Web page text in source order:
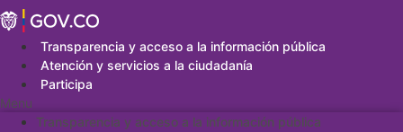
Saltar
al
contenidoTransparencia y acceso a la información pública
Atención y servicios a la ciudadanía
Participa
Menu
Transparencia y acceso a la información pública